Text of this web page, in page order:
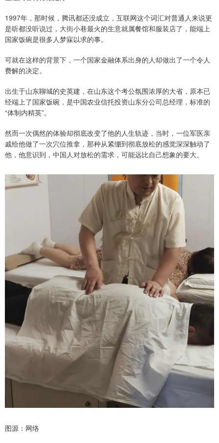
1997年，那时候，腾讯都还没成立，互联网这个词汇对普通人来说更
是听都没听说过，大街小巷最火的生意就属餐馆和服装店了，能端上
国家饭碗是很多人梦寐以求的事。
可就在这样的背景下，一个国家金融体系出身的人却做出了一个令人
费解的决定。
出生于山东聊城的史英建，在山东这个考公氛围浓厚的大省，原本已
经端上了国家饭碗，是中国农业信托投资山东分公司总经理，标准的
“体制内精英”。
然而一次偶然的体验却彻底改变了他的人生轨迹，当时，一位军医亲
戚给他做了一次穴位推拿，那种从紧绷到彻底放松的感觉深深触动了
他，他意识到，中国人对放松的需求，可能远比自己想象的要大。
图源：网络